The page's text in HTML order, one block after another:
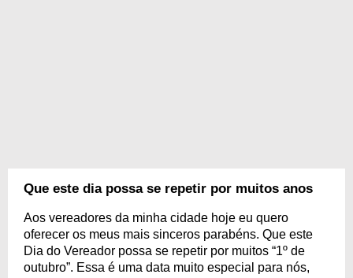
Que este dia possa se repetir por muitos anos
Aos vereadores da minha cidade hoje eu quero
oferecer os meus mais sinceros parabéns. Que este
Dia do Vereador possa se repetir por muitos “1º de
outubro”. Essa é uma data muito especial para nós,